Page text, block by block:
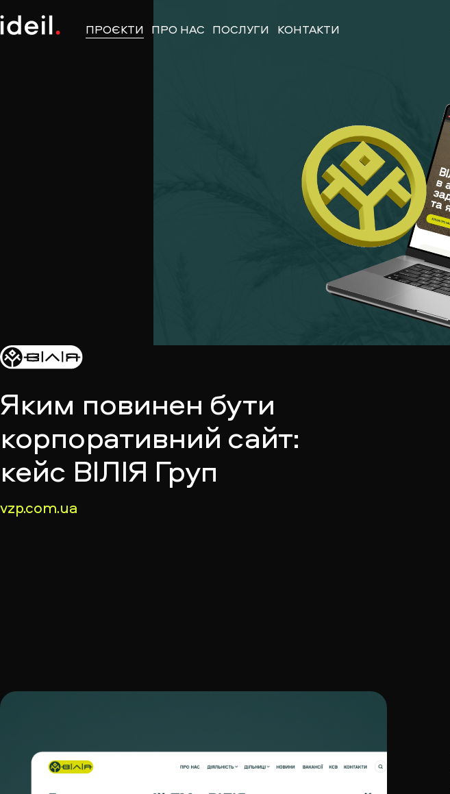
ПРОЄКТИ ПРО НАС ПОСЛУГИ КОНТАКТИ
Яким повинен бути
корпоративний сайт:
кейс ВІЛІЯ Груп
vzp.com.ua